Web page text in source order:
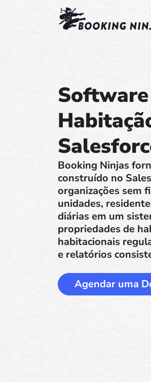
Booking Ninjas
construído no
organizações sem
unidades,
diárias em um
propriedades de
habitacionais
e relatórios
Agendar uma